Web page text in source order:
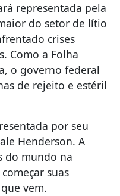
representada pela
do setor de lítio
crises
Como a Folha
o governo federal
de rejeito e estéril
por seu
Henderson. A
do mundo na
suas
vem.